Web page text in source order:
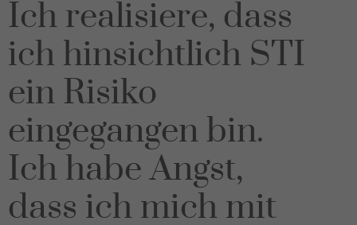
Ich realisiere, dass
ich hinsichtlich STI
ein Risiko
eingegangen bin.
Ich habe Angst,
dass ich mich mit